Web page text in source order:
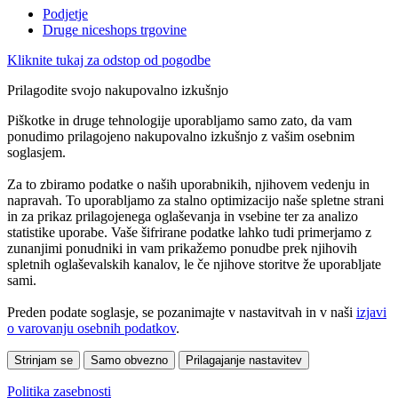
Podjetje
Druge niceshops trgovine
Kliknite tukaj za odstop od pogodbe
Prilagodite svojo nakupovalno izkušnjo
Piškotke in druge tehnologije uporabljamo samo zato, da vam
ponudimo prilagojeno nakupovalno izkušnjo z vašim osebnim
soglasjem.
Za to zbiramo podatke o naših uporabnikih, njihovem vedenju in
napravah. To uporabljamo za stalno optimizacijo naše spletne strani
in za prikaz prilagojenega oglaševanja in vsebine ter za analizo
statistike uporabe. Vaše šifrirane podatke lahko tudi primerjamo z
zunanjimi ponudniki in vam prikažemo ponudbe prek njihovih
spletnih oglaševalskih kanalov, le če njihove storitve že uporabljate
sami.
Preden podate soglasje, se pozanimajte v nastavitvah in v naši izjavi
o varovanju osebnih podatkov.
Strinjam se Samo obvezno Prilagajanje nastavitev
Politika zasebnosti